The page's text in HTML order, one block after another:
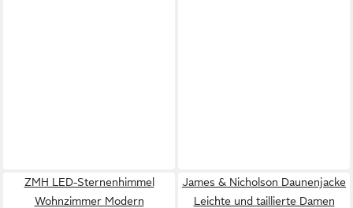
ZMH LED-Sternenhimmel
Wohnzimmer Modern
James & Nicholson Daunenjacke
Leichte und taillierte Damen